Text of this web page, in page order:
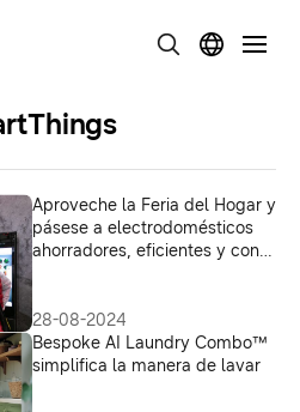
Aproveche la Feria del Hogar y
pásese a electrodomésticos
ahorradores, eficientes y con
28-08-2024
Bespoke AI Laundry Combo™
simplifica la manera de lavar